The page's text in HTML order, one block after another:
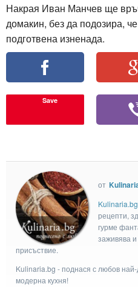
Накрая Иван Манчев ще
домакин, без да подозира,
подготвена изненада.
Save
от
Kulinaria.bg
рецепти,
гурме
заживява
присъствие.
Kulinaria.bg - поднася с любов
модерна кухня!